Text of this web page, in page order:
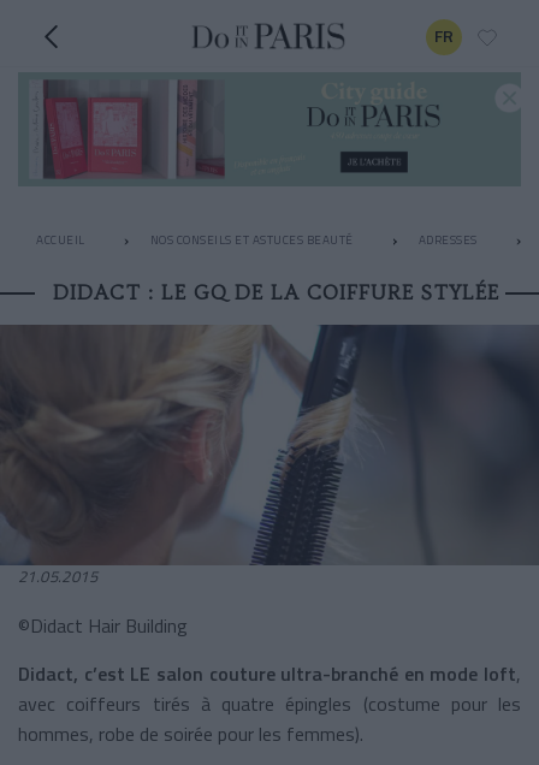
FR
ACCUEIL NOS CONSEILS ET ASTUCES BEAUTÉ ADRESSES
DIDACT : LE GQ DE LA COIFFURE STYLÉE
21.05.2015
©Didact Hair Building
Didact, c’est LE salon couture ultra-branché en mode loft,
avec coiffeurs tirés à quatre épingles (costume pour les
hommes, robe de soirée pour les femmes).